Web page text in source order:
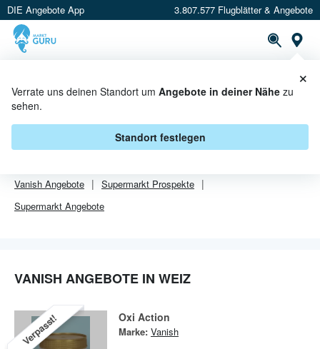
DIE Angebote App 3.807.577 Flugblätter & Angebote
Verrate uns deinen Standort um Angebote in deiner Nähe zu
sehen.
Standort festlegen
×
VANISH ANGEBOTE IN WEIZ
VonVanishsind in Weiz leider alle Angebebote abgelaufen.
Vanish Angebote Supermarkt Prospekte
Supermarkt Angebote
VANISH ANGEBOTE IN WEIZ
Verpasst! Oxi Action
Marke: Vanish